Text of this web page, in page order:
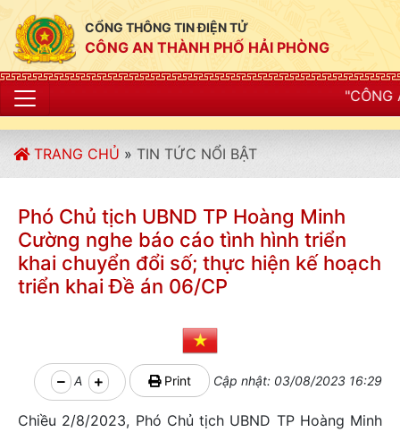
CỔNG THÔNG TIN ĐIỆN TỬ
CÔNG AN THÀNH PHỐ HẢI PHÒNG
"CÔNG AN THÀNH
TRANG CHỦ » TIN TỨC NỔI BẬT
Phó Chủ tịch UBND TP Hoàng Minh
Cường nghe báo cáo tình hình triển
khai chuyển đổi số; thực hiện kế hoạch
triển khai Đề án 06/CP
A Print Cập nhật: 03/08/2023 16:29
Chiều 2/8/2023, Phó Chủ tịch UBND TP Hoàng Minh